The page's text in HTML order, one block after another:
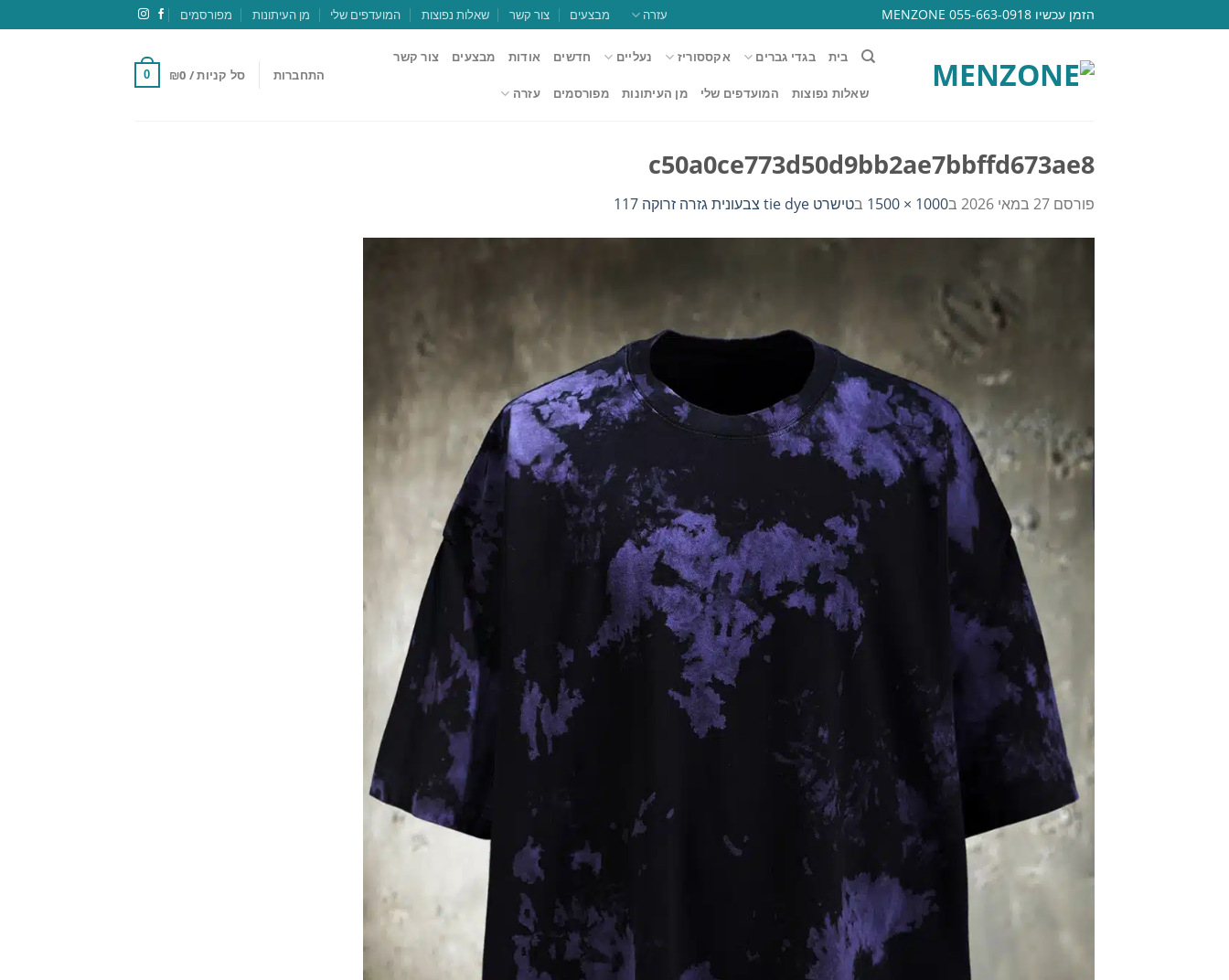
to
הזמן עכשיו 055-663-0918 MENZONE עזרה מבצעים צור קשר שאלות נפוצות המועדפים שלי מן העיתונות מפורסמים
בית בגדי גברים אקססוריז נעליים חדשים אודות מבצעים צור קשר
שאלות נפוצות המועדפים שלי מן העיתונות מפורסמים עזרה
התחברות סל קניות / ₪0
0
c50a0ce773d50d9bb2ae7bbffd673ae8
פורסם 27 במאי 2026 ב1000 × 1500 בטישרט tie dye צבעונית גזרה זרוקה 117